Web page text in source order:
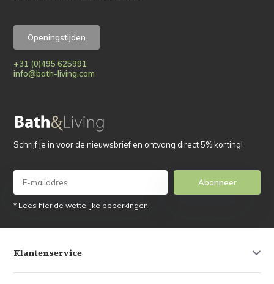
Openingstijden
+31 (0)495 625991
info@bath-living.com
Schrijf je in voor de nieuwsbrief en ontvang direct 5% korting!
Abonneer
* Lees hier de wettelijke beperkingen
Klantenservice